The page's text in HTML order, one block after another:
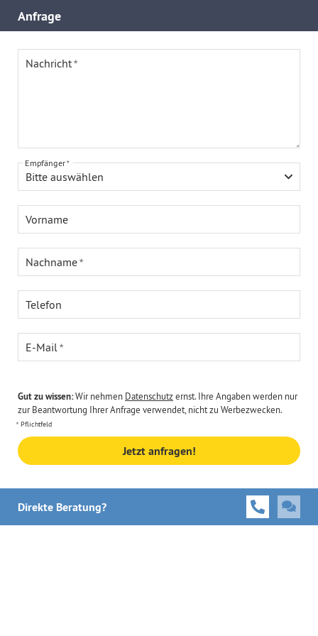
Anfrage
Nachricht
Bitte auswählen
Empfänger
Vorname
Nachname
Telefon
E-Mail
Gut zu wissen:Wir nehmen Datenschutzernst. Ihre Angaben werden nur
zur Beantwortung Ihrer Anfrage verwendet, nicht zu Werbezwecken.
Pflichtfeld
Jetzt anfragen!
Direkte Beratung?